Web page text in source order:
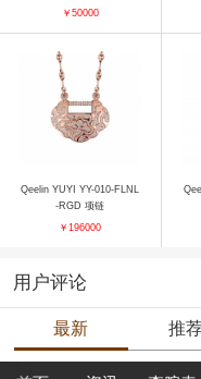
￥50000
Qeelin YUYI YY-010-FLNL
-RGD 项链
￥196000
用户评论
最新 推